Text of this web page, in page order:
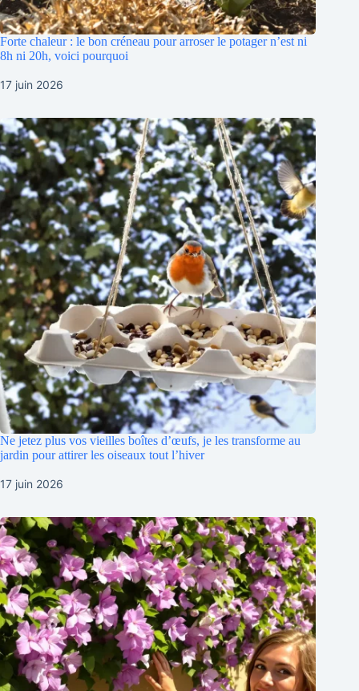
Forte chaleur : le bon créneau pour arroser le potager n’est ni
8h ni 20h, voici pourquoi
17 juin 2026
Ne jetez plus vos vieilles boîtes d’œufs, je les transforme au
jardin pour attirer les oiseaux tout l’hiver
17 juin 2026